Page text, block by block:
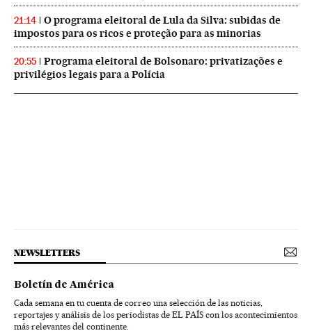
21:14
O programa eleitoral de Lula da Silva: subidas de
impostos para os ricos e proteção para as minorias
20:55
Programa eleitoral de Bolsonaro: privatizações e
privilégios legais para a Polícia
NEWSLETTERS
Boletín de América
Cada semana en tu cuenta de correo una selección de las noticias,
reportajes y análisis de los periodistas de EL PAÍS con los acontecimientos
más relevantes del continente.